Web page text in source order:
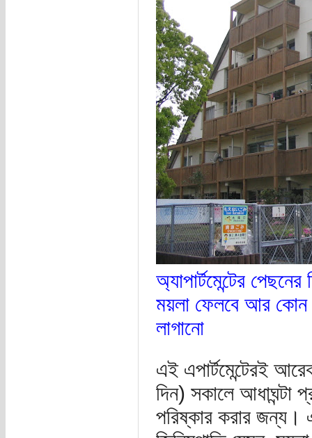
অ্যাপার্টমেন্টের
ময়লা ফেলবে আর কোন
লাগানো
এই এপার্টমেন্টেরই
দিন) সকালে আধাঘন্টা
পরিষ্কার করার জন্য।